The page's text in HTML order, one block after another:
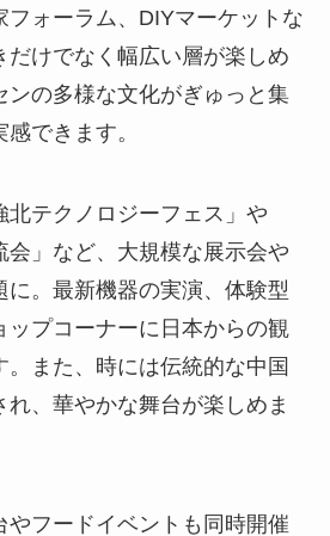
フォーラム、DIYマーケットな
だけでなく幅広い層が楽しめ
ンの多様な文化がぎゅっと集
できます。
北テクノロジーフェス」や
会」など、大規模な展示会や
に。最新機器の実演、体験型
ップコーナーに日本からの観
。また、時には伝統的な中国
、華やかな舞台が楽しめま
やフードイベントも同時開催